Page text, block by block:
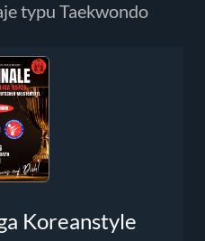
typu Taekwondo
Koreanstyle